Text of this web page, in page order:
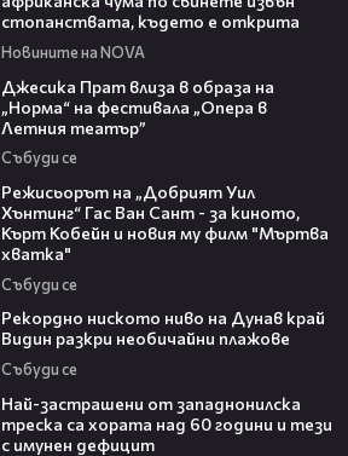
стопанствата, където е открита
Новините на NOVA
Джесика Прат влиза в образа на
„Норма“ на фестивала „Опера в
Летния театър”
Събуди се
Режисьорът на „Добрият Уил
Хънтинг“ Гас Ван Сант - за киното,
Кърт Кобейн и новия му филм "Мъртва
хватка"
Събуди се
Рекордно ниското ниво на Дунав край
Видин разкри необичайни плажове
Събуди се
Най-застрашени от западнонилска
треска са хората над 60 години и тези
с имунен дефицит